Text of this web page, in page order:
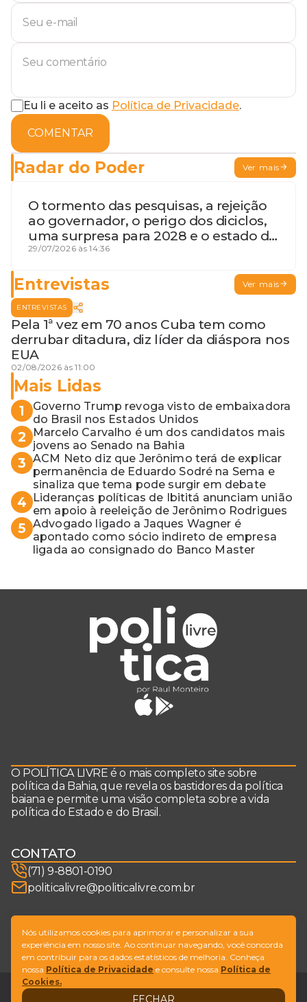
Eu li e aceito as Política de Privacidade.
COMENTAR
Radar do Poder Ver mais
O tormento das pesquisas, a rejeição
ao governador, o perigo dos diciclos,
uma surpresa para 2028 e o estado de
terceira guerra mundial
29/07/2026 às 14:36
Entrevistas Ver mais
ENTREVISTAS
Pela 1ª vez em 70 anos Cuba tem como
derrubar ditadura, diz líder da diáspora nos
EUA
02/08/2026 às 11:00
Mais Lidas
1
Governo Trump revoga visto de embaixadora
do Brasil nos Estados Unidos
2
Marcelo Carvalho é um dos candidatos mais
jovens ao Senado na Bahia
3 ACM Neto diz que Jerônimo terá de explicar
permanência de Eduardo Sodré na Sema e
sinaliza que tema pode surgir em debate
4
Lideranças políticas de Ibititá anunciam união
em apoio à reeleição de Jerônimo Rodrigues
5 Advogado ligado a Jaques Wagner é
apontado como sócio indireto de empresa
ligada ao consignado do Banco Master
O POLÍTICA LIVRE é o mais completo site sobre
política da Bahia, que revela os bastidores da política
baiana e permite uma visão completa sobre a vida
política do Estado e do Brasil.
CONTATO
(71) 9-8801-0190
politicalivre@politicalivre.com.br
SIGA-NOS
LegalFale conosco
Nós utilizamos cookies para aprimorar e personalizar a sua
experiência em nosso site. Ao continuar navegando, você concorda
em contribuir para os dados estatísticos de melhoria. Conheça
nossa Política de Privacidade e consulte nossa Política de
Cookies.
FECHAR